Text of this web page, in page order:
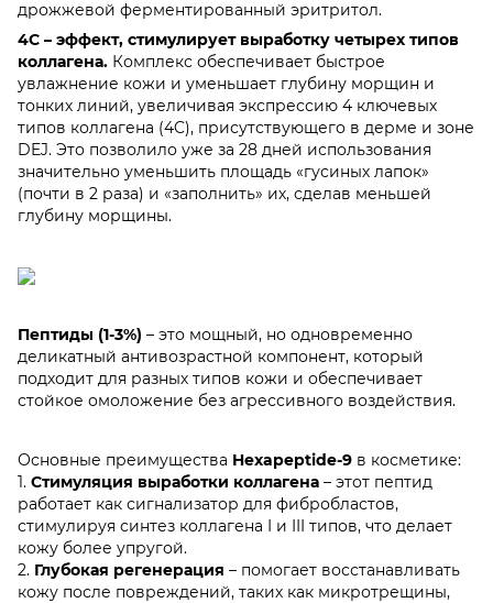
дрожжевой ферментированный эритритол.
4C – эффект, стимулирует выработку четырех типов
коллагена. Комплекс обеспечивает быстрое
увлажнение кожи и уменьшает глубину морщин и
тонких линий, увеличивая экспрессию 4 ключевых
типов коллагена (4C), присутствующего в дерме и зоне
DEJ. Это позволило уже за 28 дней использования
значительно уменьшить площадь «гусиных лапок»
(почти в 2 раза) и «заполнить» их, сделав меньшей
глубину морщины.
Пептиды (1-3%) – это мощный, но одновременно
деликатный антивозрастной компонент, который
подходит для разных типов кожи и обеспечивает
стойкое омоложение без агрессивного воздействия.
Основные преимущества Hexapeptide-9 в косметике:
1. Стимуляция выработки коллагена – этот пептид
работает как сигнализатор для фибробластов,
стимулируя синтез коллагена I и III типов, что делает
кожу более упругой.
2. Глубокая регенерация – помогает восстанавливать
кожу после повреждений, таких как микротрещины,